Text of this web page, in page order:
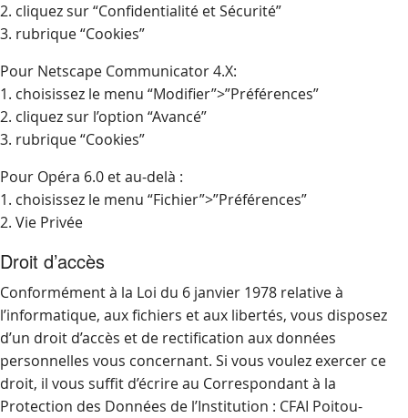
2. cliquez sur “Confidentialité et Sécurité”
3. rubrique “Cookies”
Pour Netscape Communicator 4.X:
1. choisissez le menu “Modifier”>”Préférences”
2. cliquez sur l’option “Avancé”
3. rubrique “Cookies”
Pour Opéra 6.0 et au-delà :
1. choisissez le menu “Fichier”>”Préférences”
2. Vie Privée
Droit d’accès
Conformément à la Loi du 6 janvier 1978 relative à
l’informatique, aux fichiers et aux libertés, vous disposez
d’un droit d’accès et de rectification aux données
personnelles vous concernant. Si vous voulez exercer ce
droit, il vous suffit d’écrire au Correspondant à la
Protection des Données de l’Institution : CFAI Poitou-